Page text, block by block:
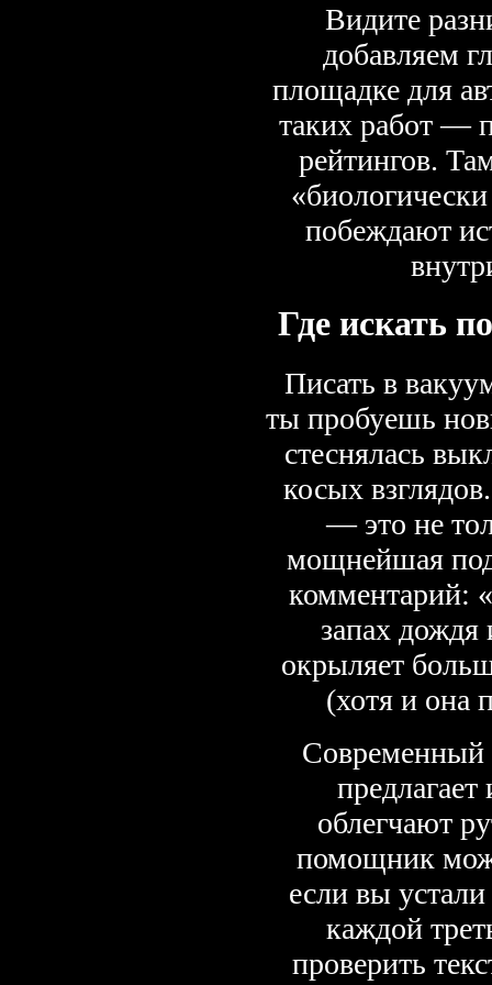
Видите
добавляем
площадке для
таких работ —
рейтингов.
побеждают
Где искать
Писать в
ты пробуешь
стеснялась
косых
— это не
мощнейшая
комментарий:
запах дождя
окрыляет
(хотя и она
Современный
облегчают
помощник
если вы
каждой
проверить